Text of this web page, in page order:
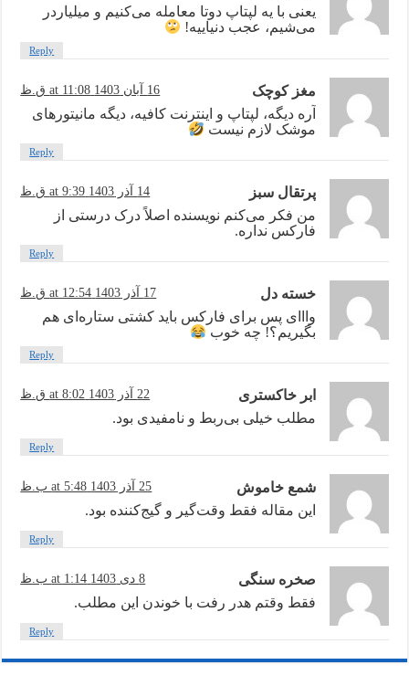
یعنی با یه لپتاپ دوتا معامله می‌کنیم و میلیاردر
می‌شیم، عجب دنیاییه!
Reply
مغز کوچک 16 آبان 1403 at 11:08 ق.ظ
آره دیگه، لپتاپ و اینترنت کافیه، دیگه مانیتورهای
موشک لازم نیست
Reply
پرتقال سبز 14 آذر 1403 at 9:39 ق.ظ
من فکر می‌کنم نویسنده اصلاً درک درستی از
فارکس نداره.
Reply
خسته دل 17 آذر 1403 at 12:54 ق.ظ
وااای پس برای فارکس باید کشتی ستاره‌ای هم
بگیریم؟! چه خوب
Reply
ابر خاکستری 22 آذر 1403 at 8:02 ق.ظ
مطلب خیلی بی‌ربط و نامفیدی بود.
Reply
شمع خاموش 25 آذر 1403 at 5:48 ب.ظ
این مقاله فقط وقت‌گیر و گیج‌کننده بود.
Reply
صخره سنگی 8 دی 1403 at 1:14 ب.ظ
فقط وقتم هدر رفت با خوندن این مطلب.
Reply